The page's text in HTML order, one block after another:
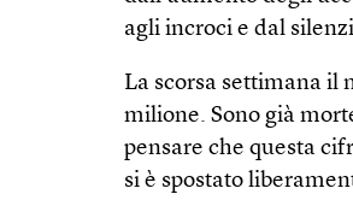
agli incroci e dal
La scorsa settimana il
milione. Sono già
pensare che questa
si è spostato